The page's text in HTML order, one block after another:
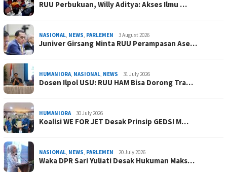
RUU Perbukuan, Willy Aditya: Akses Ilmu …
NASIONAL NEWS PARLEMEN 3 August 2026
Juniver Girsang Minta RUU Perampasan Ase…
HUMANIORA NASIONAL NEWS 31 July 2026
Dosen Ilpol USU: RUU HAM Bisa Dorong Tra…
HUMANIORA 30 July 2026
Koalisi WE FOR JET Desak Prinsip GEDSI M…
NASIONAL NEWS PARLEMEN 20 July 2026
Waka DPR Sari Yuliati Desak Hukuman Maks…